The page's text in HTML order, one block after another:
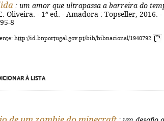
: um amor que ultrapassa a barreira do
Oliveira. - 1ª ed. - Amadora : Topseller, 2016.
8
http://id.bnportugal.gov.pt/bib/bibnacional/1940792
À LISTA